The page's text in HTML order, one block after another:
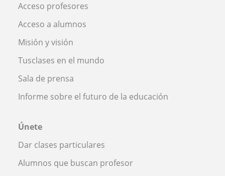
Acceso profesores
Acceso a alumnos
Misión y visión
Tusclases en el mundo
Sala de prensa
Informe sobre el futuro de la educación
Únete
Dar clases particulares
Alumnos que buscan profesor